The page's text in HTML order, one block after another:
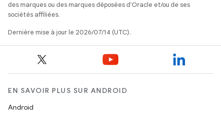
des marques ou des marques déposées d'Oracle et/ou de ses
sociétés affiliées.
Dernière mise à jour le 2026/07/14 (UTC).
EN SAVOIR PLUS SUR ANDROID
Android